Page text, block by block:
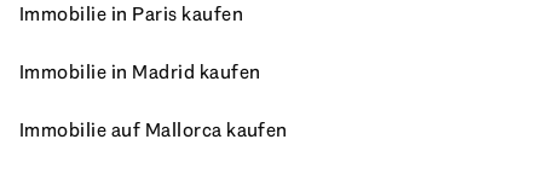
Immobilie in Paris kaufen
Immobilie in Madrid kaufen
Immobilie auf Mallorca kaufen